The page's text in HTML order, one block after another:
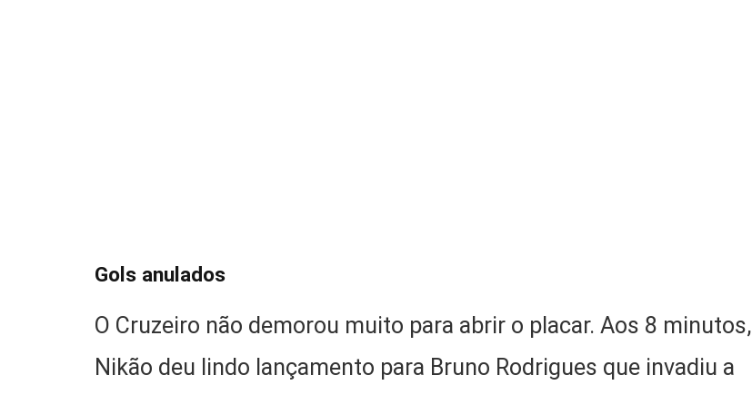
Gols anulados
O Cruzeiro não demorou muito para abrir o placar. Aos 8 minutos,
Nikão deu lindo lançamento para Bruno Rodrigues que invadiu a